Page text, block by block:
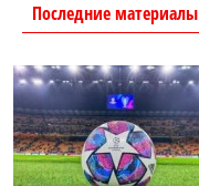
Последние материалы